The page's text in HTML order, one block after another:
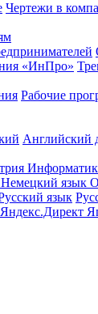
Чертежи в
«ИнПро»
Рабочие
Английский
Немецкий язык
язык
Яндекс.Директ